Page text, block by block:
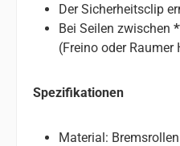
Der Sicherheitsclip
Bei Seilen zwischen
(Freino oder Raumer
Spezifikationen
Material: